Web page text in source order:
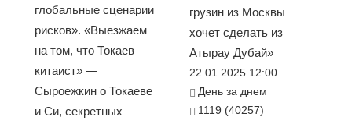
глобальные сценарии
рисков». «Выезжаем
на том, что Токаев —
китаист» —
Сыроежкин о Токаеве
и Си, секретных
грузин из Москвы
хочет сделать из
Атырау Дубай»
22.01.2025 12:00
День за днем
1119 (40257)